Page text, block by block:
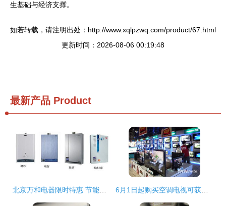
生基础与经济支撑。
如若转载，请注明出处：http://www.xqlpzwq.com/product/67.html
更新时间：2026-08-06 00:19:48
最新产品 Product